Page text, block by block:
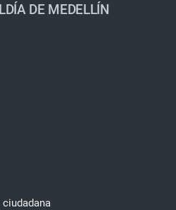
DE MEDELLÍN